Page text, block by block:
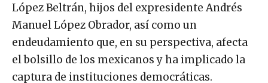
López Beltrán, hijos del expresidente Andrés
Manuel López Obrador, así como un
endeudamiento que, en su perspectiva, afecta
el bolsillo de los mexicanos y ha implicado la
captura de instituciones democráticas.